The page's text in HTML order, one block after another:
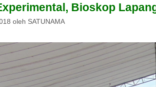
Bioskop
oleh SATUNAMA